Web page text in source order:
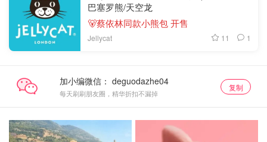
巴塞罗熊/天空龙
🐻蔡依林同款小熊包 开售
Jellycat 11 1
加小编微信：
每天刷刷朋友圈，精华折扣不漏掉
复制
新品上架 新品上架